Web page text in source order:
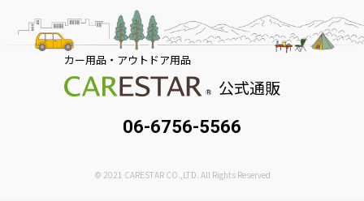
カー用品・アウトドア用品
公式通販
06-6756-5566
© 2021 CARESTAR CO.,LTD. All Rights Reserved